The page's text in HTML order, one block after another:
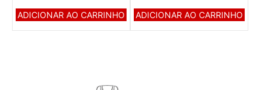
ADICIONAR AO CARRINHO ADICIONAR AO CARRINHO